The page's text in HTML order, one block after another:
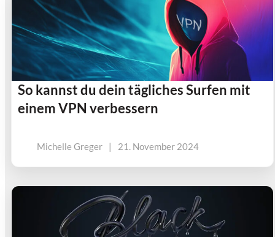
So kannst du dein tägliches Surfen mit
einem VPN verbessern
Michelle Greger | 21. November 2024